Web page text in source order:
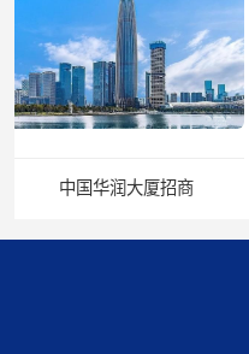
商局广场出租